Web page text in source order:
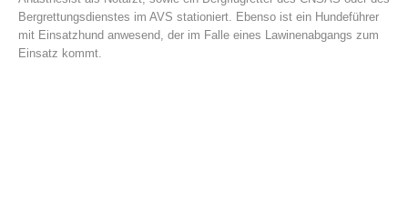
Bergrettungsdienstes im AVS stationiert. Ebenso ist ein Hundeführer
mit Einsatzhund anwesend, der im Falle eines Lawinenabgangs zum
Einsatz kommt.